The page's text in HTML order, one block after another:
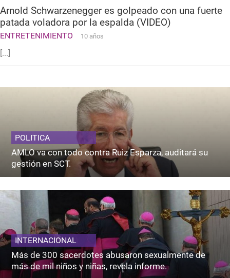
Arnold Schwarzenegger es golpeado con una fuerte
patada voladora por la espalda (VIDEO)
ENTRETENIMIENTO 10 años
[...]
POLITICA
AMLO va con todo contra Ruiz Esparza, auditará su
gestión en SCT.
INTERNACIONAL
Más de 300 sacerdotes abusaron sexualmente de
más de mil niños y niñas, revela informe.